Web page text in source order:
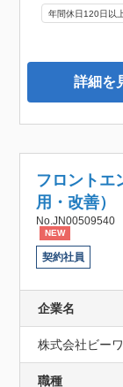
年間休日120日以
詳細を
フロントエ
用・改善）
No.JN00509540
NEW
契約社員
企業名
株式会社ビー
職種